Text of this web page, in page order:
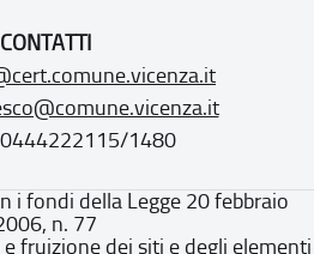
CONTATTI
0444222115/1480
i fondi della Legge 20 febbraio
n. 77
fruizione dei siti e degli elementi